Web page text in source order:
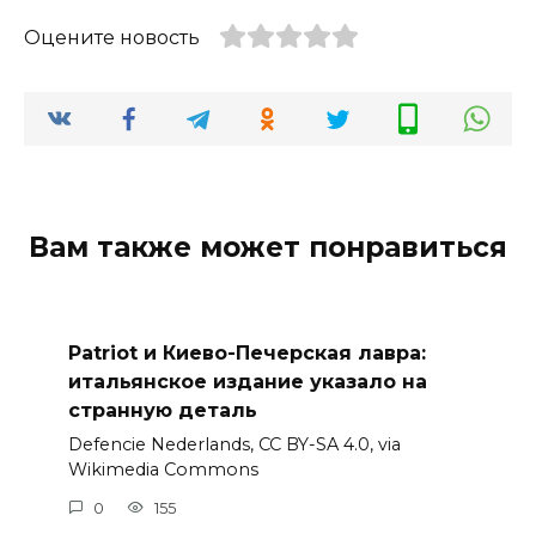
Оцените новость
Вам также может понравиться
Patriot и Киево-Печерская лавра:
итальянское издание указало на
странную деталь
Defencie Nederlands, CC BY-SA 4.0, via
Wikimedia Commons
0 155